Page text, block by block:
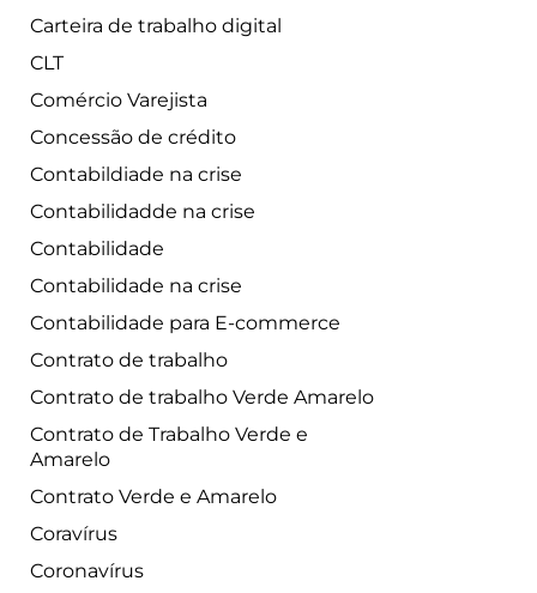
Carteira de trabalho digital
CLT
Comércio Varejista
Concessão de crédito
Contabildiade na crise
Contabilidadde na crise
Contabilidade
Contabilidade na crise
Contabilidade para E-commerce
Contrato de trabalho
Contrato de trabalho Verde Amarelo
Contrato de Trabalho Verde e
Amarelo
Contrato Verde e Amarelo
Coravírus
Coronavírus